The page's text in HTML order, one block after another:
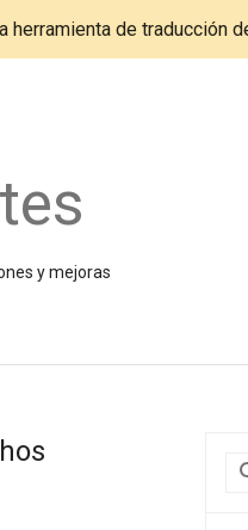
herramienta de traducción
y mejoras